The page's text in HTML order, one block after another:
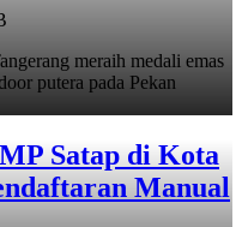
meraih medali emas
putera pada Pekan
Satap di Kota
Manual